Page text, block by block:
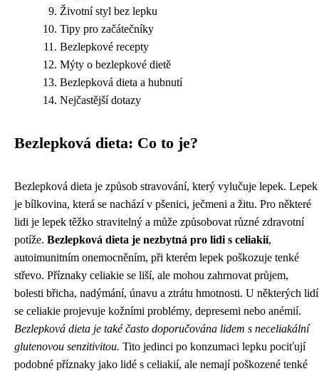
Životní styl bez lepku
Tipy pro začátečníky
Bezlepkové recepty
Mýty o bezlepkové dietě
Bezlepková dieta a hubnutí
Nejčastější dotazy
Bezlepková dieta: Co to je?
Bezlepková dieta je způsob stravování, který vylučuje lepek. Lepek
je bílkovina, která se nachází v pšenici, ječmeni a žitu. Pro některé
lidi je lepek těžko stravitelný a může způsobovat různé zdravotní
potíže. Bezlepková dieta je nezbytná pro lidi s celiakií,
autoimunitním onemocněním, při kterém lepek poškozuje tenké
střevo. Příznaky celiakie se liší, ale mohou zahrnovat průjem,
bolesti břicha, nadýmání, únavu a ztrátu hmotnosti. U některých lidí
se celiakie projevuje kožními problémy, depresemi nebo anémií.
Bezlepková dieta je také často doporučována lidem s neceliakální
glutenovou senzitivitou. Tito jedinci po konzumaci lepku pociťují
podobné příznaky jako lidé s celiakií, ale nemají poškozené tenké